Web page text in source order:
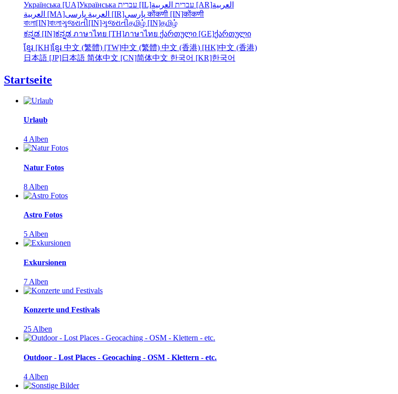
Українська [UA]Українська עברית [IL] עברית العربية [AR]العربية
العربية [MA]
العربية پارسی [IR] پارسیकोंकणी [IN]कोंकणी
বাংলা[IN]বাংলাગુજરાતી[IN]ગુજરાતીதமிழ் [IN]தமிழ்
ಕನ್ನಡ [IN]ಕನ್ನಡ ภาษาไทย [TH]ภาษาไทย ქართული [GE]ქართული
ខ្មែរ [KH]ខ្មែរ 中文 (繁體) [TW]中文 (繁體) 中文 (香港) [HK]中文 (香港)
日本語 [JP]日本語 简体中文 [CN]简体中文 한국어 [KR]한국어
Startseite
Urlaub
4 Alben
Natur Fotos
8 Alben
Astro Fotos
5 Alben
Exkursionen
7 Alben
Konzerte und Festivals
25 Alben
Outdoor - Lost Places - Geocaching - OSM - Klettern - etc.
4 Alben